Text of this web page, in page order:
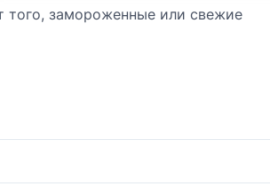
того, замороженные или свежие